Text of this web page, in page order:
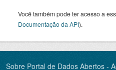
Você também pode ter acesso a
Documentação da API).
Sobre Portal de Dados Abertos -